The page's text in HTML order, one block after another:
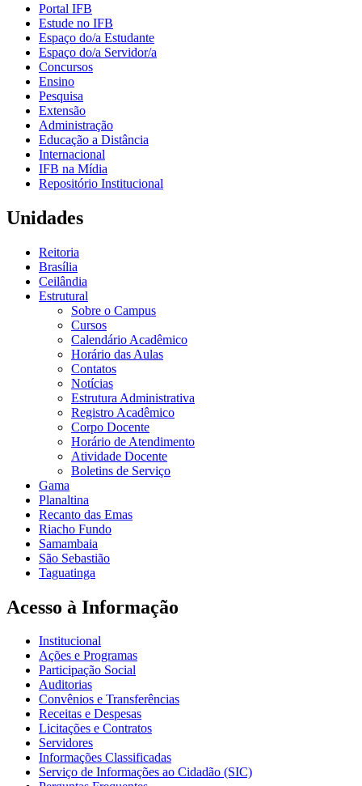
Portal IFB
Estude no IFB
Espaço do/a Estudante
Espaço do/a Servidor/a
Concursos
Ensino
Pesquisa
Extensão
Administração
Educação a Distância
Internacional
IFB na Mídia
Repositório Institucional
Unidades
Reitoria
Brasília
Ceilândia
Estrutural
Sobre o Campus
Cursos
Calendário Acadêmico
Horário das Aulas
Contatos
Notícias
Estrutura Administrativa
Registro Acadêmico
Corpo Docente
Horário de Atendimento
Atividade Docente
Boletins de Serviço
Gama
Planaltina
Recanto das Emas
Riacho Fundo
Samambaia
São Sebastião
Taguatinga
Acesso à Informação
Institucional
Ações e Programas
Participação Social
Auditorias
Convênios e Transferências
Receitas e Despesas
Licitações e Contratos
Servidores
Informações Classificadas
Serviço de Informações ao Cidadão (SIC)